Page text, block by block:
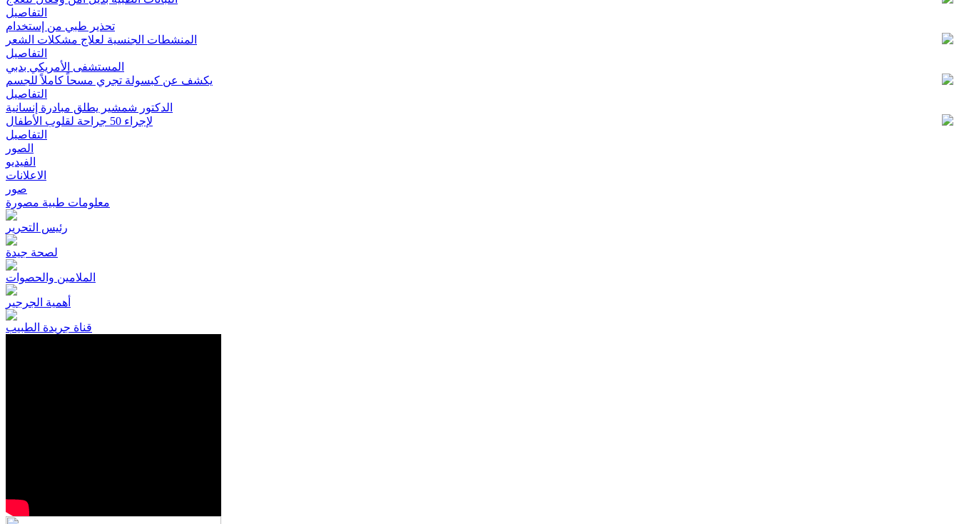
التفاصيل
تحذير طبي من إستخدام
المنشطات الجنسية لعلاج مشكلات الشعر
التفاصيل
المستشفى الأمريكي بدبي
يكشف عن كبسولة تجري مسحاً كاملاً للجسم
التفاصيل
الدكتور شمشير يطلق مبادرة إنسانية
لإجراء 50 جراحة لقلوب الأطفال
التفاصيل
الصور
الفيديو
الاعلانات
صور
معلومات طبية مصورة
رئيس التحرير
لصحة جيدة
الملامين والحصوات
أهمية الجرجير
قناة جريدة الطبيب